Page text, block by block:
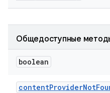
Общедоступные
boolean
contentProviderNot